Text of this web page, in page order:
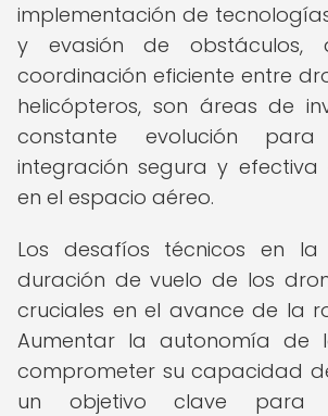
implementación de
y evasión de obstáculos,
coordinación eficiente entre
helicópteros, son áreas de
constante evolución
integración segura y efectiva
en el espacio aéreo.
Los desafíos técnicos en
duración de vuelo de los
cruciales en el avance de la
Aumentar la autonomía de
comprometer su capacidad
un objetivo clave para